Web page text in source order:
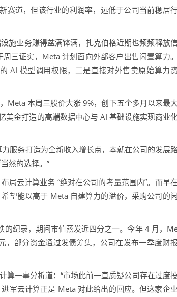
道，但该行业的利润率，远低于公司当前稳居
业务赚得盆满钵满，扎克伯格近期也频频释放
三证实，Meta 计划面向外部客户出售闲置算力。
AI 模型调用权限，二是直接对外售卖原始算力资
本周三股价大涨 9%，创下五个多月以来最大
美金打造的高端数据中心与 AI 基础设施实现商业
服务打造为全新收入增长点，本就在公司的发展
然的选择。”
云计算业务 “绝对在公司的考量范围内”。而早在
望能以高于 Meta 自建算力的溢价，采购公司的闲
纪录，期间市值蒸发近四分之一。今年 4 月，
部分资金通过发债筹集，公司在发布一季度财报
一事分析道：“市场此前一直质疑公司存在过度投
军云计算正是 Meta 对此给出的回应。但这家企业